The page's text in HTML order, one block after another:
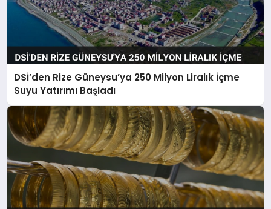
DSİ’den Rize Güneysu’ya 250 Milyon Liralık İçme
Suyu Yatırımı Başladı